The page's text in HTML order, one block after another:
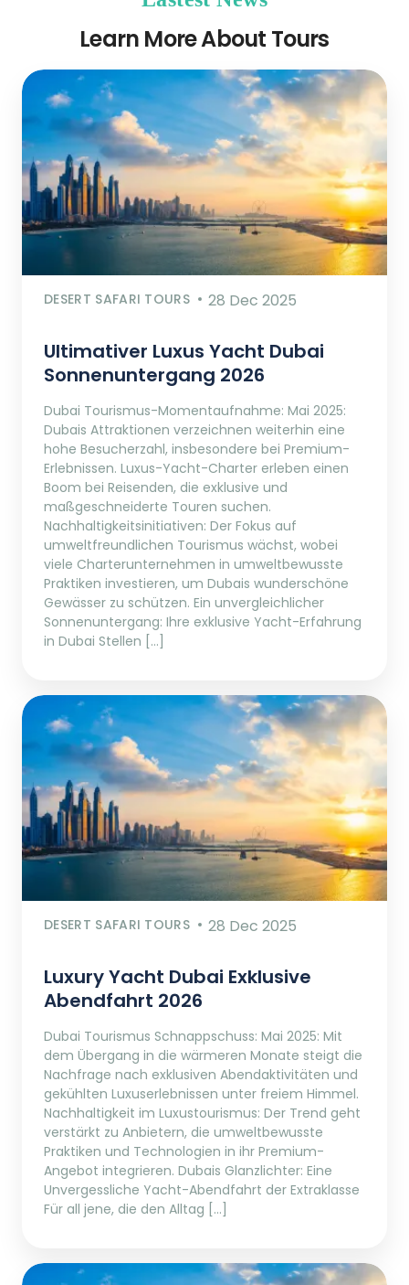
Learn More About Tours
DESERT SAFARI TOURS 28 Dec 2025
Ultimativer Luxus Yacht Dubai
Sonnenuntergang 2026
Dubai Tourismus-Momentaufnahme: Mai 2025:
Dubais Attraktionen verzeichnen weiterhin eine
hohe Besucherzahl, insbesondere bei Premium-
Erlebnissen. Luxus-Yacht-Charter erleben einen
Boom bei Reisenden, die exklusive und
maßgeschneiderte Touren suchen.
Nachhaltigkeitsinitiativen: Der Fokus auf
umweltfreundlichen Tourismus wächst, wobei
viele Charterunternehmen in umweltbewusste
Praktiken investieren, um Dubais wunderschöne
Gewässer zu schützen. Ein unvergleichlicher
Sonnenuntergang: Ihre exklusive Yacht-Erfahrung
in Dubai Stellen […]
DESERT SAFARI TOURS 28 Dec 2025
Luxury Yacht Dubai Exklusive
Abendfahrt 2026
Dubai Tourismus Schnappschuss: Mai 2025: Mit
dem Übergang in die wärmeren Monate steigt die
Nachfrage nach exklusiven Abendaktivitäten und
gekühlten Luxuserlebnissen unter freiem Himmel.
Nachhaltigkeit im Luxustourismus: Der Trend geht
verstärkt zu Anbietern, die umweltbewusste
Praktiken und Technologien in ihr Premium-
Angebot integrieren. Dubais Glanzlichter: Eine
Unvergessliche Yacht-Abendfahrt der Extraklasse
Für all jene, die den Alltag […]